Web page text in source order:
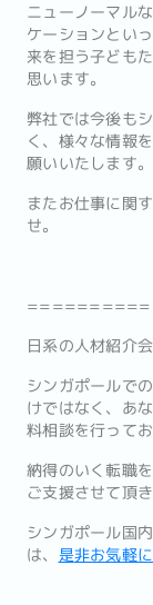
ニューノーマル
ケーションとい
来を担う子ども
思います。
弊社では今後も
く、様々な情報
願いいたします。
またお仕事に関
せ。
日系の人材紹介
シンガポールで
けではなく、あ
料相談を行ってお
納得のいく転職を
ご支援させて頂き
シンガポール国
は、 是非お気軽